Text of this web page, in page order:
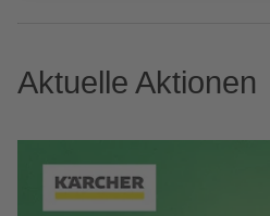
Aktuelle Aktionen